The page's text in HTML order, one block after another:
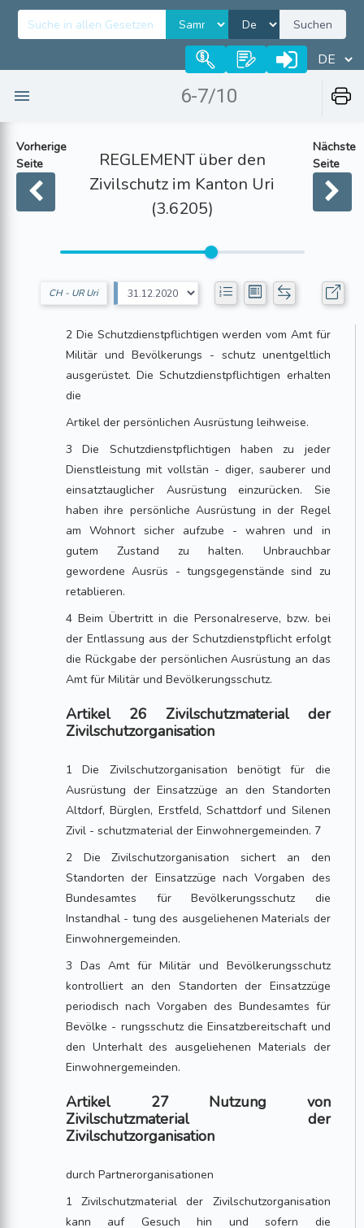
Suchen
6-7/10
Vorherige
Seite
REGLEMENT über den
Zivilschutz im Kanton Uri
(3.6205)
Nächste
Seite
CH - UR Uri
2 Die Schutzdienstpflichtigen werden vom Amt für
Militär und Bevölkerungs - schutz unentgeltlich
ausgerüstet. Die Schutzdienstpflichtigen erhalten
die
Artikel der persönlichen Ausrüstung leihweise.
3 Die Schutzdienstpflichtigen haben zu jeder
Dienstleistung mit vollstän - diger, sauberer und
einsatztauglicher Ausrüstung einzurücken. Sie
haben ihre persönliche Ausrüstung in der Regel
am Wohnort sicher aufzube - wahren und in
gutem Zustand zu halten. Unbrauchbar
gewordene Ausrüs - tungsgegenstände sind zu
retablieren.
4 Beim Übertritt in die Personalreserve, bzw. bei
der Entlassung aus der Schutzdienstpflicht erfolgt
die Rückgabe der persönlichen Ausrüstung an das
Amt für Militär und Bevölkerungsschutz.
Artikel 26 Zivilschutzmaterial der
Zivilschutzorganisation
1 Die Zivilschutzorganisation benötigt für die
Ausrüstung der Einsatzzüge an den Standorten
Altdorf, Bürglen, Erstfeld, Schattdorf und Silenen
Zivil - schutzmaterial der Einwohnergemeinden. 7
2 Die Zivilschutzorganisation sichert an den
Standorten der Einsatzzüge nach Vorgaben des
Bundesamtes für Bevölkerungsschutz die
Instandhal - tung des ausgeliehenen Materials der
Einwohnergemeinden.
3 Das Amt für Militär und Bevölkerungsschutz
kontrolliert an den Standorten der Einsatzzüge
periodisch nach Vorgaben des Bundesamtes für
Bevölke - rungsschutz die Einsatzbereitschaft und
den Unterhalt des ausgeliehenen Materials der
Einwohnergemeinden.
Artikel 27 Nutzung von
Zivilschutzmaterial der
Zivilschutzorganisation
durch Partnerorganisationen
1 Zivilschutzmaterial der Zivilschutzorganisation
kann auf Gesuch hin und sofern die